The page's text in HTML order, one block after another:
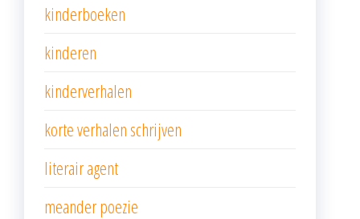
kinderboeken
kinderen
kinderverhalen
korte verhalen schrijven
literair agent
meander poezie